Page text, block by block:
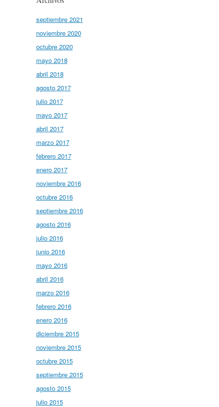
septiembre 2021
noviembre 2020
octubre 2020
mayo 2018
abril 2018
agosto 2017
julio 2017
mayo 2017
abril 2017
marzo 2017
febrero 2017
enero 2017
noviembre 2016
octubre 2016
septiembre 2016
agosto 2016
julio 2016
junio 2016
mayo 2016
abril 2016
marzo 2016
febrero 2016
enero 2016
diciembre 2015
noviembre 2015
octubre 2015
septiembre 2015
agosto 2015
julio 2015